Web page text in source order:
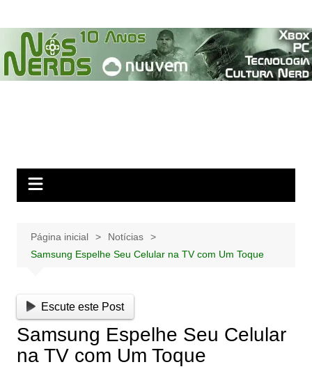
para
conteúdo
Página inicial
Notícias
Samsung Espelhe Seu Celular na TV com Um Toque
Escute este Post
Samsung Espelhe Seu Celular
na TV com Um Toque